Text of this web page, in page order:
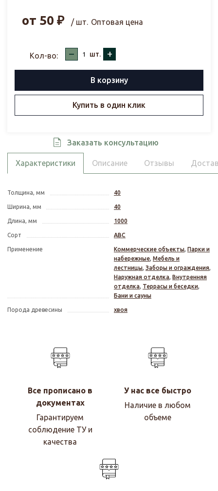
от 50 ₽ / шт. Оптовая цена
Кол-во: – шт. +
В корзину
Купить в один клик
Заказать консультацию
Характеристики Описание Отзывы
Толщина, мм 40
Ширина, мм 40
Длина, мм 1000
Сорт АВС
Применение Коммерческие объекты, Парки и
набережные, Мебель и
лестницы, Заборы и ограждения,
Наружная отделка, Внутренняя
отделка, Террасы и беседки,
Бани и сауны
Порода древесины хвоя
Все прописано в
документах
Гарантируем
соблюдение ТУ и
качества
У нас все быстро
Наличие в любом
объеме